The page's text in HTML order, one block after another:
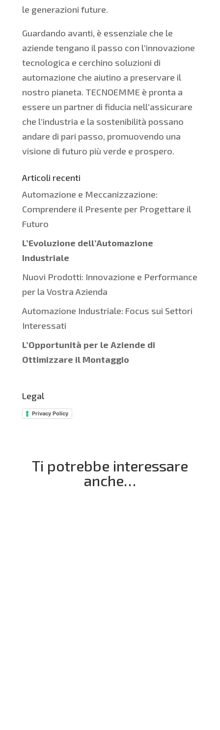
le generazioni future.
Guardando avanti, è essenziale che le
aziende tengano il passo con l’innovazione
tecnologica e cerchino soluzioni di
automazione che aiutino a preservare il
nostro pianeta. TECNOEMME è pronta a
essere un partner di fiducia nell’assicurare
che l’industria e la sostenibilità possano
andare di pari passo, promuovendo una
visione di futuro più verde e prospero.
Articoli recenti
Automazione e Meccanizzazione:
Comprendere il Presente per Progettare il
Futuro
L’Evoluzione dell’Automazione
Industriale
Nuovi Prodotti: Innovazione e Performance
per la Vostra Azienda
Automazione Industriale: Focus sui Settori
Interessati
L’Opportunità per le Aziende di
Ottimizzare il Montaggio
Legal
Privacy Policy
Ti potrebbe interessare
anche…